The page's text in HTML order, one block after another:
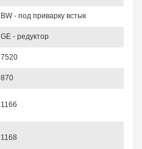
BW - под приварку встык
GE - редуктор
7520
870
1166
1168